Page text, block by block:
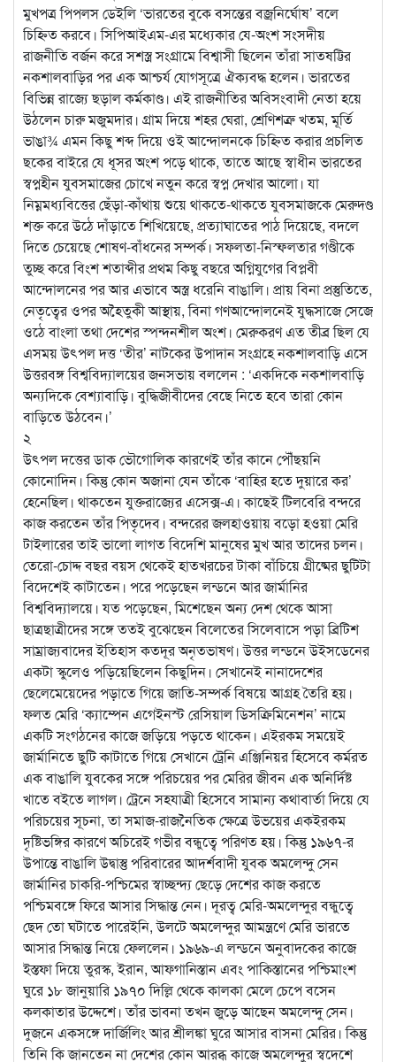
মুখপত্র পিপলস ডেইলি ‘ভারতের বুকে বসন্তের বজ্রনির্ঘোষ’ বলে
চিহ্নিত করবে। সিপিআইএম-এর মধ্যেকার যে-অংশ সংসদীয়
রাজনীতি বর্জন করে সশস্ত্র সংগ্রামে বিশ্বাসী ছিলেন তাঁরা সাতষট্টির
নকশালবাড়ির পর এক আশ্চর্য যোগসূত্রে ঐক্যবদ্ধ হলেন। ভারতের
বিভিন্ন রাজ্যে ছড়াল কর্মকাণ্ড। এই রাজনীতির অবিসংবাদী নেতা হয়ে
উঠলেন চারু মজুমদার। গ্রাম দিয়ে শহর ঘেরা, শ্রেণিশত্রু খতম, মূর্তি
ভাঙা¾ এমন কিছু শব্দ দিয়ে ওই আন্দোলনকে চিহ্নিত করার প্রচলিত
ছকের বাইরে যে ধূসর অংশ পড়ে থাকে, তাতে আছে স্বাধীন ভারতের
স্বপ্নহীন যুবসমাজের চোখে নতুন করে স্বপ্ন দেখার আলো। যা
নিম্নমধ্যবিত্তের ছেঁড়া-কাঁথায় শুয়ে থাকতে-থাকতে যুবসমাজকে মেরুদণ্ড
শক্ত করে উঠে দাঁড়াতে শিখিয়েছে, প্রত্যাঘাতের পাঠ দিয়েছে, বদলে
দিতে চেয়েছে শোষণ-বাঁধনের সম্পর্ক। সফলতা-নিস্ফলতার গণ্ডীকে
তুচ্ছ করে বিংশ শতাব্দীর প্রথম কিছু বছরে অগ্নিযুগের বিপ্লবী
আন্দোলনের পর আর এভাবে অস্ত্র ধরেনি বাঙালি। প্রায় বিনা প্রস্তুতিতে,
নেতৃত্বের ওপর অহৈতুকী আস্থায়, বিনা গণআন্দোলনেই যুদ্ধসাজে সেজে
ওঠে বাংলা তথা দেশের স্পন্দনশীল অংশ। মেরুকরণ এত তীব্র ছিল যে
এসময় উৎপল দত্ত ‘তীর’ নাটকের উপাদান সংগ্রহে নকশালবাড়ি এসে
উত্তরবঙ্গ বিশ্ববিদ্যালয়ের জনসভায় বললেন : ‘একদিকে নকশালবাড়ি
অন্যদিকে বেশ্যাবাড়ি। বুদ্ধিজীবীদের বেছে নিতে হবে তারা কোন
বাড়িতে উঠবেন।’
২
উৎপল দত্তের ডাক ভৌগোলিক কারণেই তাঁর কানে পৌঁছয়নি
কোনোদিন। কিন্তু কোন অজানা যেন তাঁকে ‘বাহির হতে দুয়ারে কর’
হেনেছিল। থাকতেন যুক্তরাজ্যের এসেক্স-এ। কাছেই টিলবেরি বন্দরে
কাজ করতেন তাঁর পিতৃদেব। বন্দরের জলহাওয়ায় বড়ো হওয়া মেরি
টাইলারের তাই ভালো লাগত বিদেশি মানুষের মুখ আর তাদের চলন।
তেরো-চোদ্দ বছর বয়স থেকেই হাতখরচের টাকা বাঁচিয়ে গ্রীষ্মের ছুটিটা
বিদেশেই কাটাতেন। পরে পড়েছেন লন্ডনে আর জার্মানির
বিশ্ববিদ্যালয়ে। যত পড়েছেন, মিশেছেন অন্য দেশ থেকে আসা
ছাত্রছাত্রীদের সঙ্গে ততই বুঝেছেন বিলেতের সিলেবাসে পড়া ব্রিটিশ
সাম্রাজ্যবাদের ইতিহাস কতদূর অনৃতভাষণ। উত্তর লন্ডনে উইসডেনের
একটা স্কুলেও পড়িয়েছিলেন কিছুদিন। সেখানেই নানাদেশের
ছেলেমেয়েদের পড়াতে গিয়ে জাতি-সম্পর্ক বিষয়ে আগ্রহ তৈরি হয়।
ফলত মেরি ‘ক্যাম্পেন এগেইনস্ট রেসিয়াল ডিসক্রিমিনেশন’ নামে
একটি সংগঠনের কাজে জড়িয়ে পড়তে থাকেন। এইরকম সময়েই
জার্মানিতে ছুটি কাটাতে গিয়ে সেখানে ট্রেনি এঞ্জিনিয়র হিসেবে কর্মরত
এক বাঙালি যুবকের সঙ্গে পরিচয়ের পর মেরির জীবন এক অনির্দিষ্ট
খাতে বইতে লাগল। ট্রেনে সহযাত্রী হিসেবে সামান্য কথাবার্তা দিয়ে যে
পরিচয়ের সূচনা, তা সমাজ-রাজনৈতিক ক্ষেত্রে উভয়ের একইরকম
দৃষ্টিভঙ্গির কারণে অচিরেই গভীর বন্ধুত্বে পরিণত হয়। কিন্তু ১৯৬৭-র
উপান্তে বাঙালি উদ্বাস্তু পরিবারের আদর্শবাদী যুবক অমলেন্দু সেন
জার্মানির চাকরি-পশ্চিমের স্বাচ্ছন্দ্য ছেড়ে দেশের কাজ করতে
পশ্চিমবঙ্গে ফিরে আসার সিদ্ধান্ত নেন। দূরত্ব মেরি-অমলেন্দুর বন্ধুত্বে
ছেদ তো ঘটাতে পারেইনি, উলটে অমলেন্দুর আমন্ত্রণে মেরি ভারতে
আসার সিদ্ধান্ত নিয়ে ফেললেন। ১৯৬৯-এ লন্ডনে অনুবাদকের কাজে
ইস্তফা দিয়ে তুরস্ক, ইরান, আফগানিস্তান এবং পাকিস্তানের পশ্চিমাংশ
ঘুরে ১৮ জানুয়ারি ১৯৭০ দিল্লি থেকে কালকা মেলে চেপে বসেন
কলকাতার উদ্দেশে। তাঁর ভাবনা তখন জুড়ে আছেন অমলেন্দু সেন।
দুজনে একসঙ্গে দার্জিলিং আর শ্রীলঙ্কা ঘুরে আসার বাসনা মেরির। কিন্তু
তিনি কি জানতেন না দেশের কোন আরব্ধ কাজে অমলেন্দুর স্বদেশে